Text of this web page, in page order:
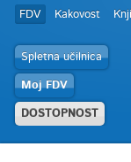
FDV Kakovost
Spletna učilnica
Moj FDV
DOSTOPNOST